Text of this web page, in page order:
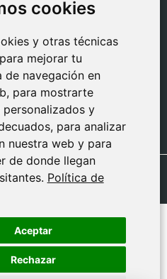
cookies
y otras técnicas
mejorar tu
de navegación en
para mostrarte
y
para analizar
nuestra web y para
de donde llegan
Política de
Aceptar
Rechazar
cookies
y otras técnicas
mejorar tu
de navegación en
para mostrarte
y
para analizar
nuestra web y para
de donde llegan
Política de
Aceptar
Rechazar
Colmenar Viejo,